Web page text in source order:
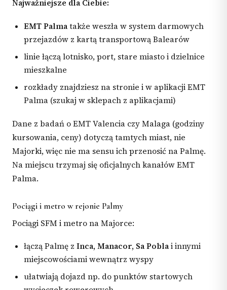
Najważniejsze dla Ciebie:
EMT Palmatakże weszła w system darmowych
przejazdów z kartą transportową Balearów
linie łączą lotnisko, port, stare miasto i dzielnice
mieszkalne
rozkłady znajdziesz na stronie i w aplikacji EMT
Palma (szukaj w sklepach z aplikacjami)
Dane z badań o EMT Valencia czy Malaga (godziny
kursowania, ceny) dotyczą tamtych miast, nie
Majorki, więc nie ma sensu ich przenosić na Palmę.
Na miejscu trzymaj się oficjalnych kanałów EMT
Palma.
Pociągi i metro w rejonie Palmy
Pociągi SFM i metro na Majorce:
łączą Palmę zInca, Manacor, Sa Poblai innymi
miejscowościami wewnątrz wyspy
ułatwiają dojazd np. do punktów startowych